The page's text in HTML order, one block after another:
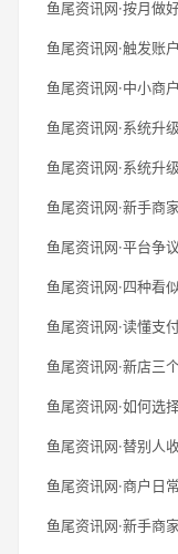
鱼尾资讯网·按月做
鱼尾资讯网·触发账
鱼尾资讯网·中小商
鱼尾资讯网·系统升
鱼尾资讯网·系统升
鱼尾资讯网·新手商
鱼尾资讯网·平台争
鱼尾资讯网·四种看
鱼尾资讯网·读懂支
鱼尾资讯网·新店三
鱼尾资讯网·如何选
鱼尾资讯网·替别人
鱼尾资讯网·商户日
鱼尾资讯网·新手商